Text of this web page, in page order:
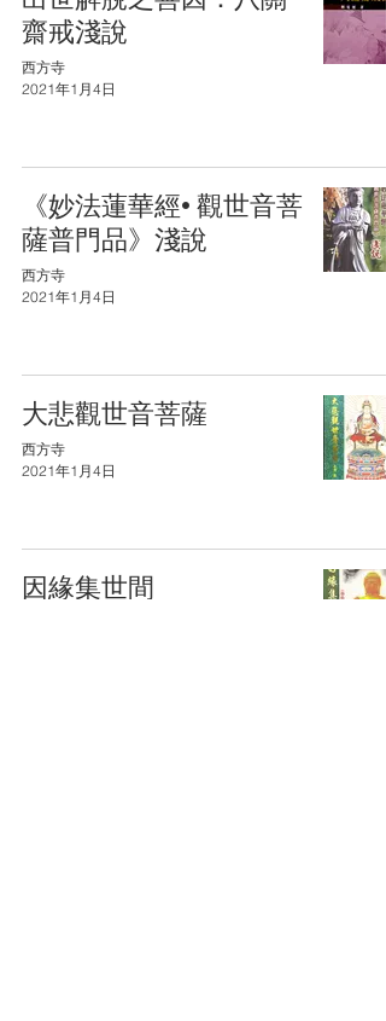
齋戒淺說
西方寺
2021年1月4日
《妙法蓮華經·觀世音菩
薩普門品》淺說
西方寺
2021年1月4日
大悲觀世音菩薩
西方寺
2021年1月4日
因緣集世間